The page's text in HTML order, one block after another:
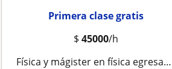
Primera clase gratis
$ 45000/h
Física y mágister en física egresada de la UIS, da clases de física a estudiantes de secundaria, primaria y universitaria